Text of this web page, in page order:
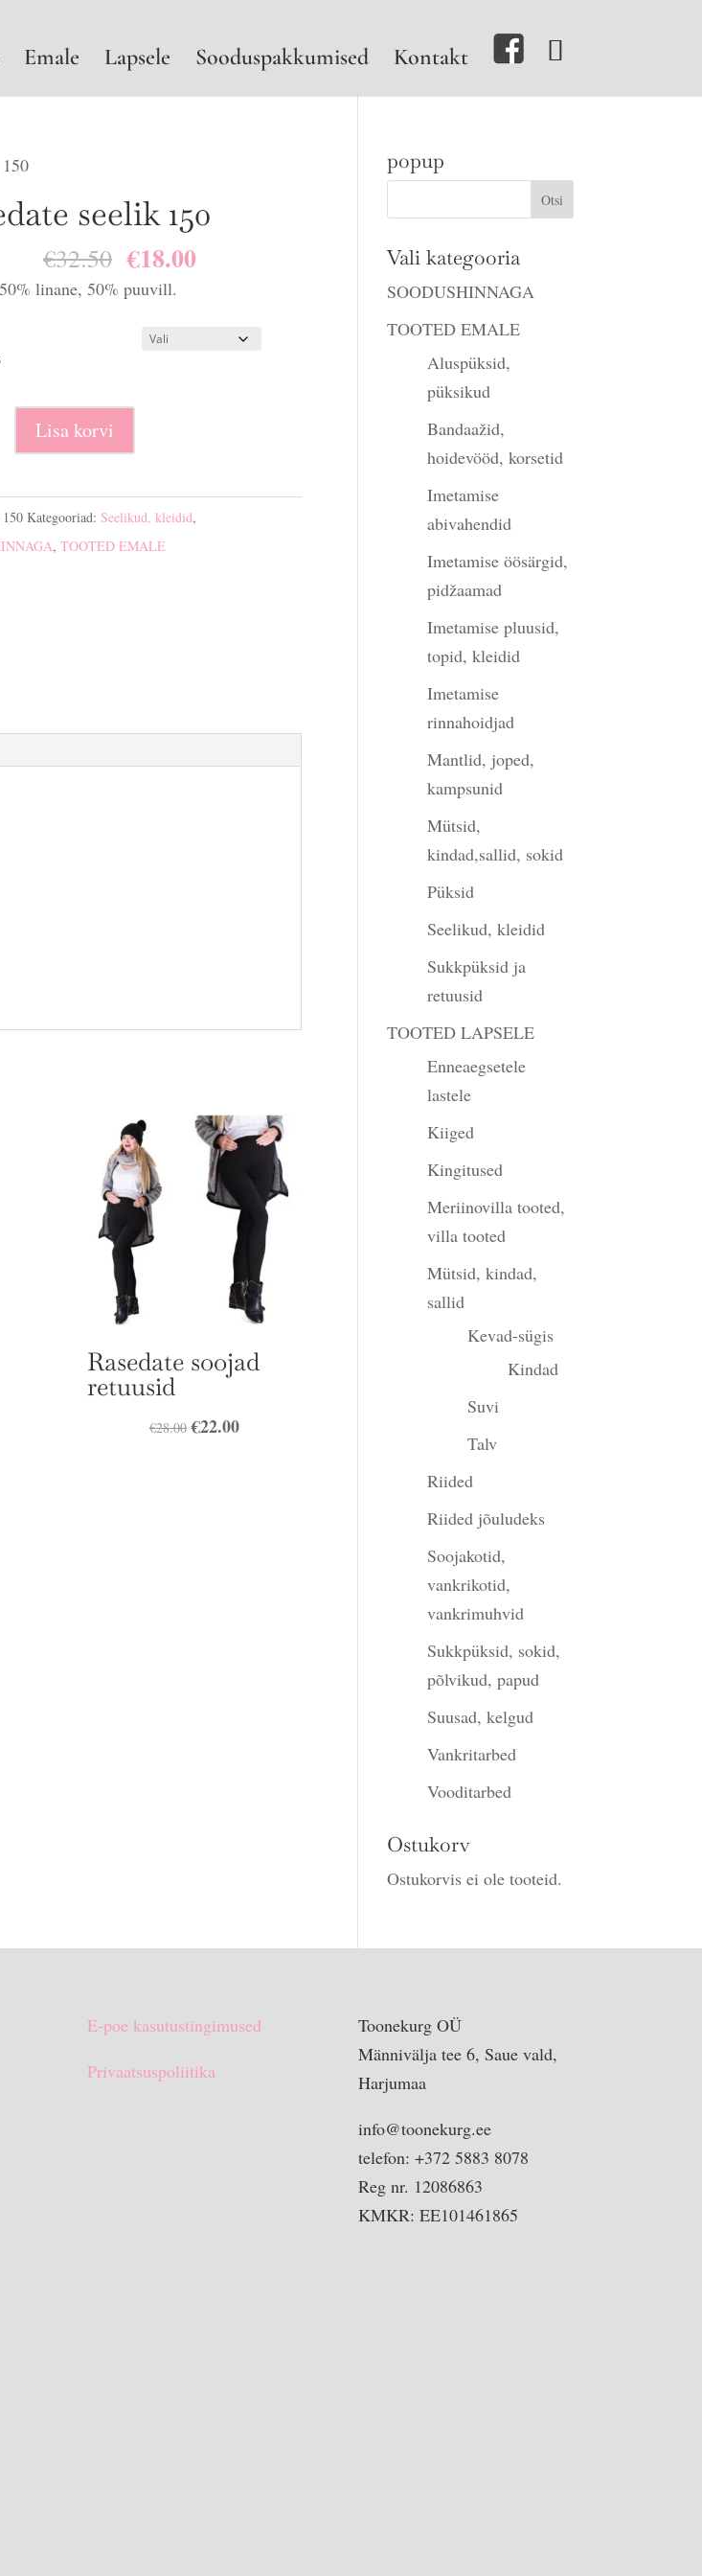
Emale Lapsele Sooduspakkumised Kontakt
seelik 150
€32.50 Algne
hind
€32.50.
€18.00Praegune
€18.00.
linane, 50% puuvill.
Lisa korvi
150 Kategooriad:Seelikud, kleidid,
,TOOTED EMALE
Rasedate soojad
retuusid
€28.00 Algne
€22.00Praegune
popup
Vali kategooria
SOODUSHINNAGA
TOOTED EMALE
Aluspüksid,
püksikud
Bandaažid,
hoidevööd, korsetid
Imetamise
abivahendid
Imetamise öösärgid,
pidžaamad
Imetamise pluusid,
topid, kleidid
Imetamise
rinnahoidjad
Mantlid, joped,
kampsunid
Mütsid,
kindad,sallid, sokid
Püksid
Seelikud, kleidid
Sukkpüksid ja
retuusid
TOOTED LAPSELE
Enneaegsetele
lastele
Kiiged
Kingitused
Meriinovilla tooted,
villa tooted
Mütsid, kindad,
sallid
Kevad-sügis
Kindad
Suvi
Talv
Riided
Riided jõuludeks
Soojakotid,
vankrikotid,
vankrimuhvid
Sukkpüksid, sokid,
põlvikud, papud
Suusad, kelgud
Vankritarbed
Vooditarbed
Ostukorv
Ostukorvis ei ole tooteid.
E-poe kasutustingimused
Privaatsuspoliitika
Toonekurg OÜ
Männivälja tee 6, Saue vald,
Harjumaa
info@toonekurg.ee
telefon: +372 5883 8078
Reg nr. 12086863
KMKR: EE101461865